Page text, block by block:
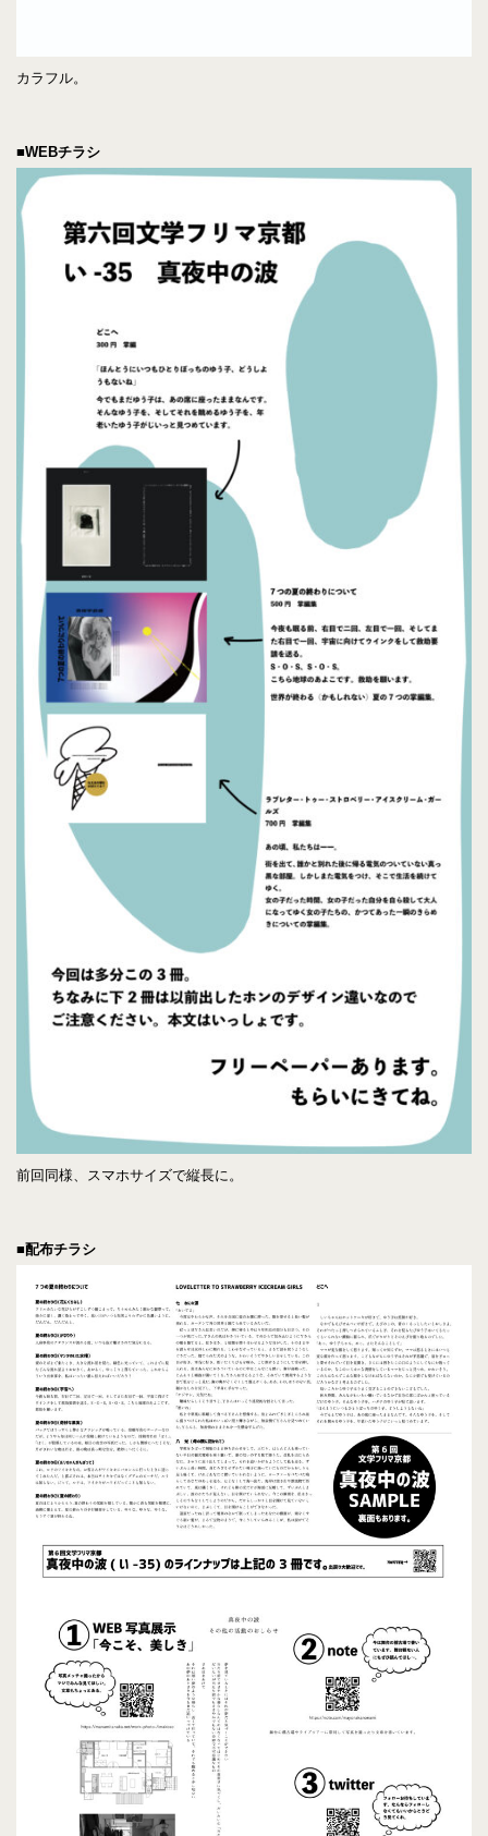
カラフル。
■WEBチラシ
前回同様、スマホサイズで縦長に。
■配布チラシ